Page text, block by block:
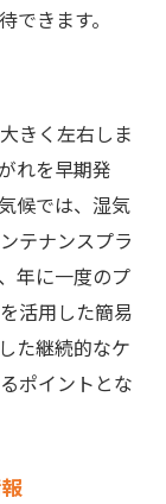
できます。
きく左右しま
れを早期発
候では、湿気
テナンスプラ
年に一度のプ
活用した簡易
た継続的なケ
ポイントとな